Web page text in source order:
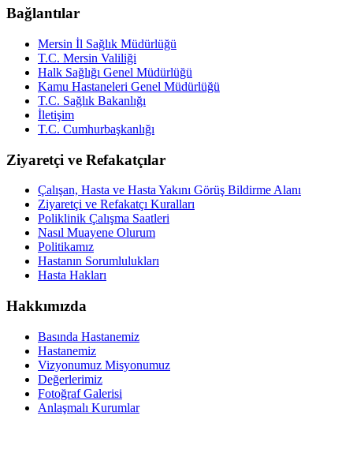
Bağlantılar
Mersin İl Sağlık Müdürlüğü
T.C. Mersin Valiliği
Halk Sağlığı Genel Müdürlüğü
Kamu Hastaneleri Genel Müdürlüğü
T.C. Sağlık Bakanlığı
İletişim
T.C. Cumhurbaşkanlığı
Ziyaretçi ve Refakatçılar
Çalışan, Hasta ve Hasta Yakını Görüş Bildirme Alanı
Ziyaretçi ve Refakatçı Kuralları
Poliklinik Çalışma Saatleri
Nasıl Muayene Olurum
Politikamız
Hastanın Sorumlulukları
Hasta Hakları
Hakkımızda
Basında Hastanemiz
Hastanemiz
Vizyonumuz Misyonumuz
Değerlerimiz
Fotoğraf Galerisi
Anlaşmalı Kurumlar